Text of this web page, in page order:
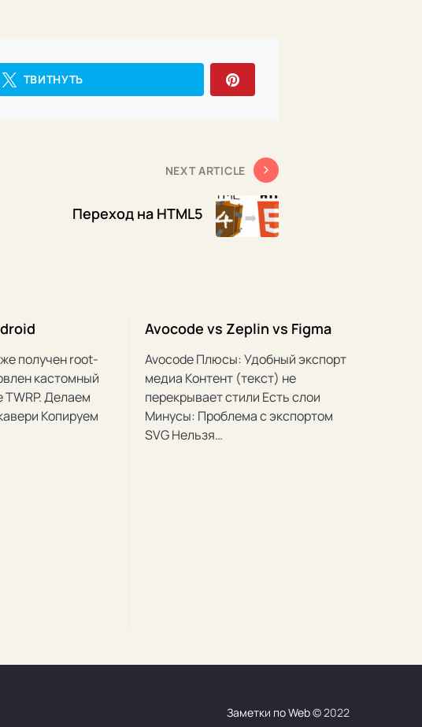
ТВИТНУТЬ
NEXT ARTICLE
Переход на HTML5
получен root-
кастомный
TWRP. Делаем
Копируем
Avocode vs Zeplin vs Figma
Avocode Плюсы: Удобный экспорт
медиа Контент (текст) не
перекрывает стили Есть слои
Минусы: Проблема с экспортом
SVG Нельзя…
Заметки по Web© 2022